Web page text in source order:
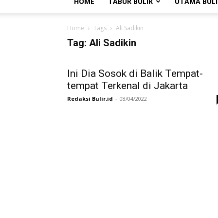
Home Tags Ali Sadikin
Tag: Ali Sadikin
Ini Dia Sosok di Balik Tempat-
tempat Terkenal di Jakarta
Redaksi Bulir.id - 08/04/2022